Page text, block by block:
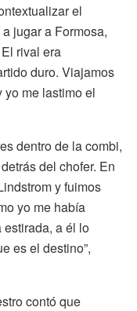
el
jugar a Formosa,
rival era
duro. Viajamos
me lastimo el
dentro de la combi,
del chofer. En
y fuimos
yo me había
a él lo
es el destino”,
contó que